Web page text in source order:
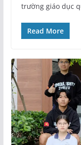
trường giáo dục
Read More